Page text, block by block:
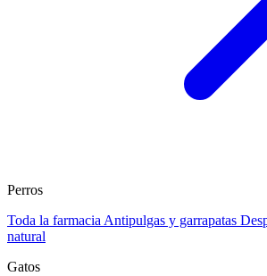
Perros
Toda la farmacia Antipulgas y garrapatas
natural
Gatos